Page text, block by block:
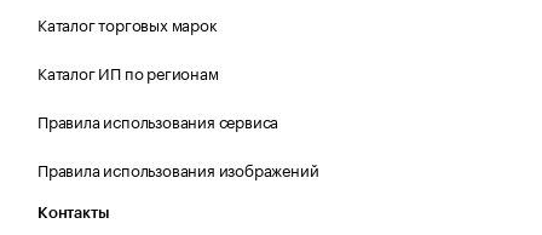
Каталог торговых марок
Каталог ИП по регионам
Правила использования сервиса
Правила использования изображений
Контакты